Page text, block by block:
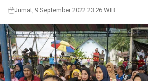
Jumat, 9 September 2022 23:26 WIB